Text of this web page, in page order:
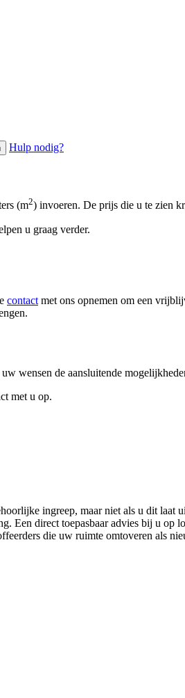
Hulp nodig?
(m2) invoeren. De prijs die u te zien
u graag verder.
contact met ons opnemen om een
wensen de aansluitende
met u op.
ingreep, maar niet als u dit
Een direct toepasbaar advies bij u
die uw ruimte omtoveren als